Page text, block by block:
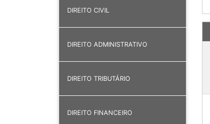
DIREITO CIVIL
DIREITO ADMINISTRATIVO
DIREITO TRIBUTÁRIO
DIREITO FINANCEIRO